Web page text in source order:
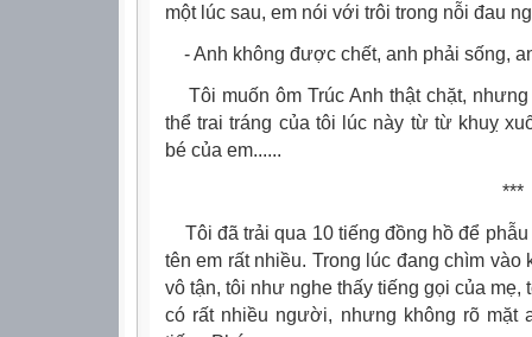
một lúc sau, em nói với trôi trong nỗi đau
- Anh không được chết, anh phải sống,
Tôi muốn ôm Trúc Anh thật chặt,
thể trai tráng của tôi lúc này từ từ khuỵ
bé của em......
***
Tôi đã trải qua 10 tiếng đồng hồ để
tên em rất nhiều. Trong lúc đang chìm vào
vô tận, tôi như nghe thấy tiếng gọi của
có rất nhiều người, nhưng không rõ mặt